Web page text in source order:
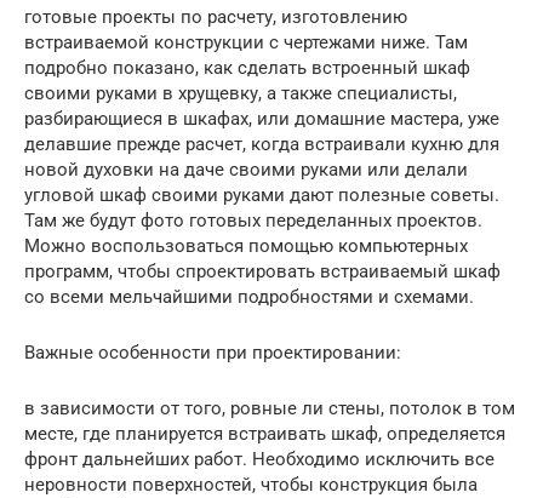
готовые проекты по расчету, изготовлению
встраиваемой конструкции с чертежами ниже. Там
подробно показано, как сделать встроенный шкаф
своими руками в хрущевку, а также специалисты,
разбирающиеся в шкафах, или домашние мастера, уже
делавшие прежде расчет, когда встраивали кухню для
новой духовки на даче своими руками или делали
угловой шкаф своими руками дают полезные советы.
Там же будут фото готовых переделанных проектов.
Можно воспользоваться помощью компьютерных
программ, чтобы спроектировать встраиваемый шкаф
со всеми мельчайшими подробностями и схемами.
Важные особенности при проектировании:
в зависимости от того, ровные ли стены, потолок в том
месте, где планируется встраивать шкаф, определяется
фронт дальнейших работ. Необходимо исключить все
неровности поверхностей, чтобы конструкция была